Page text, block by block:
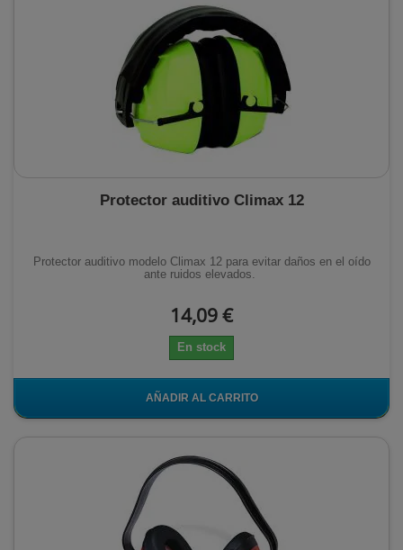
Protector auditivo Climax 12
Protector auditivo modelo Climax 12 para evitar daños en el oído
ante ruidos elevados.
14,09 €
En stock
AÑADIR AL CARRITO